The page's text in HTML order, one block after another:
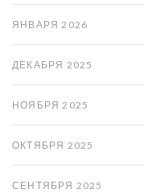
ЯНВАРЯ 2026
ДЕКАБРЯ 2025
НОЯБРЯ 2025
ОКТЯБРЯ 2025
СЕНТЯБРЯ 2025